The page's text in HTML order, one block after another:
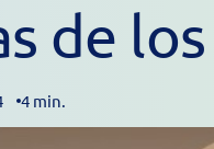
de
4 min.